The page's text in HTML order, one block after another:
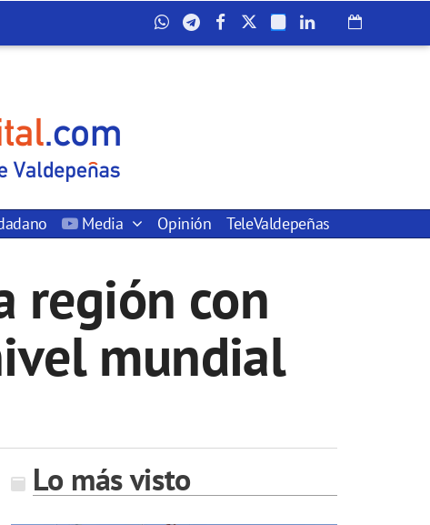
Media Opinión TeleValdepeñas
región con
mundial
Lo más visto